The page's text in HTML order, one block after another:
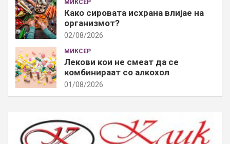
МИКСЕР
Како сировата исхрана влијае на
организмот?
02/08/2026
МИКСЕР
Лекови кои не смеат да се
комбинираат со алкохол
01/08/2026